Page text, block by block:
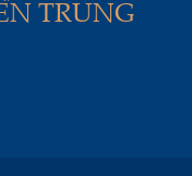
TRUNG